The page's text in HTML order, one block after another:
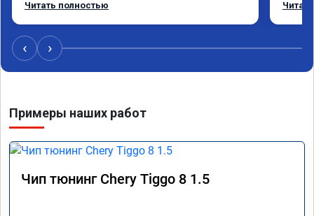
Читать полностью
‹ ›
Примеры наших работ
Чип тюнинг Chery Tiggo 8 1.5